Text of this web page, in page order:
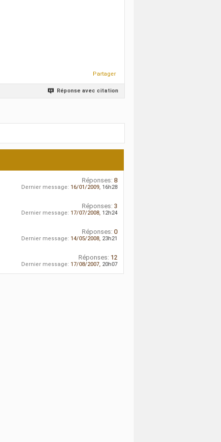
Partager
Réponse avec citation
Réponses: 8
Dernier message: 16/01/2009, 16h28
Réponses: 3
Dernier message: 17/07/2008, 12h24
Réponses: 0
Dernier message: 14/05/2008, 23h21
Réponses: 12
Dernier message: 17/08/2007, 20h07